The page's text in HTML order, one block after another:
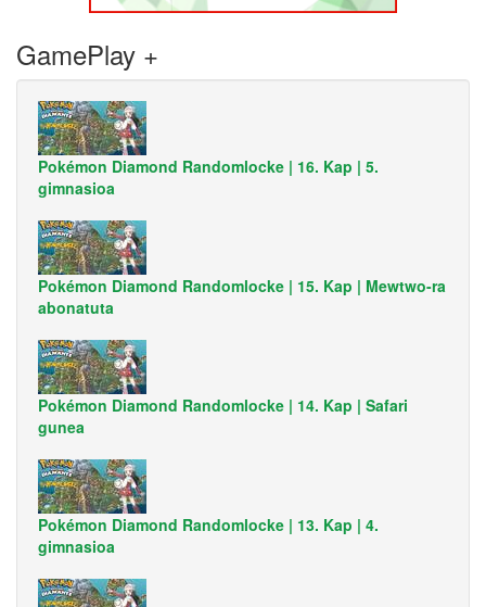
GamePlay +
Pokémon Diamond Randomlocke | 16. Kap | 5.
gimnasioa
Pokémon Diamond Randomlocke | 15. Kap | Mewtwo-ra
abonatuta
Pokémon Diamond Randomlocke | 14. Kap | Safari
gunea
Pokémon Diamond Randomlocke | 13. Kap | 4.
gimnasioa